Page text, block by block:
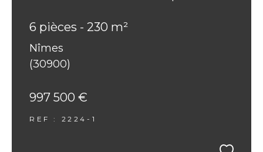
6 pièces - 230 m²
Nîmes
(30900)
997 500 €
REF : 2224-1